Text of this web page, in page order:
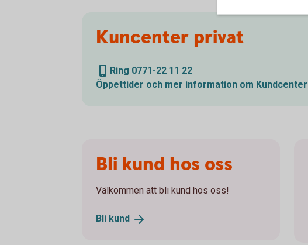
Kuncenter privat
Ring 0771-22 11 22
Öppettider och mer information om Kundcenter
Bli kund hos oss
Välkommen att bli kund hos oss!
Bli kund